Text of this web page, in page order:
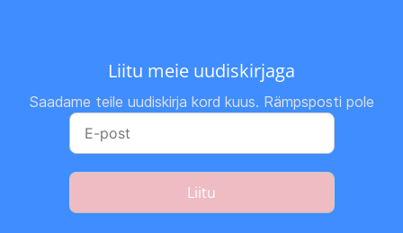
Liitu meie uudiskirjaga
Saadame teile uudiskirja kord kuus. Rämpsposti pole
Liitu